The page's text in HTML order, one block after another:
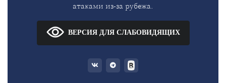
атаками из-за рубежа.
ВЕРСИЯ ДЛЯ СЛАБОВИДЯЩИХ